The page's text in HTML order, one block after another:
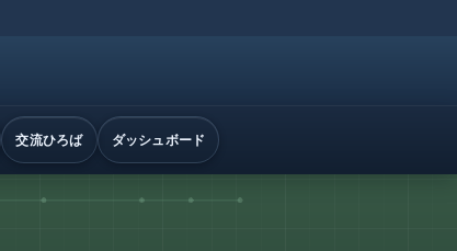
交流ひろば ダッシュボード